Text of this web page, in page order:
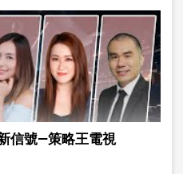
信號—策略王電視